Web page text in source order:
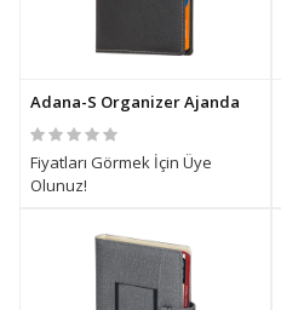
Adana-S Organizer Ajanda
Fiyatları Görmek İçin Üye
Olunuz!